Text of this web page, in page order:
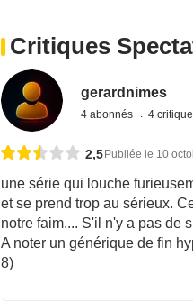
Critiques
gerardnimes
4 abonnés 4
2,5 Publiée le 10
une série qui louche
et se prend trop au sérieux.
notre faim.... S'il n'y a pas de
A noter un générique de fin
8)